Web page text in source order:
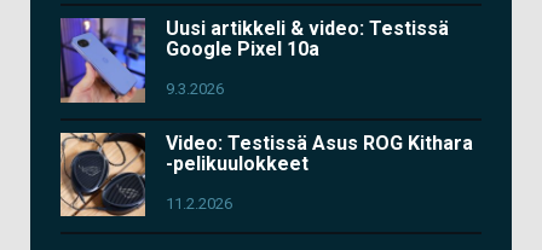
Uusi artikkeli & video: Testissä
Google Pixel 10a
9.3.2026
Video: Testissä Asus ROG Kithara
-pelikuulokkeet
11.2.2026